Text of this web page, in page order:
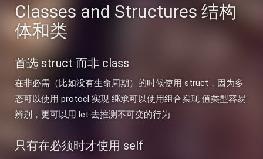
Classes and Structures 结构
体和类
首选 struct 而非 class
在非必需（比如没有生命周期）的时候使用 struct，因为多
态可以使用 protocl 实现 继承可以使用组合实现 值类型容易
辨别，更可以用 let 去推测不可变的行为
只有在必须时才使用 self